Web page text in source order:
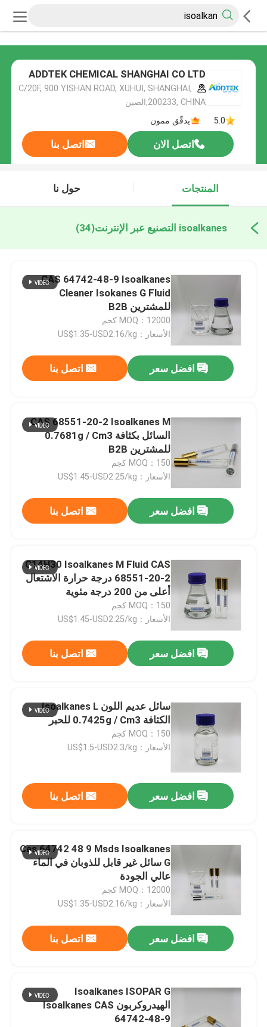
ADDTEK CHEMICAL SHANGHAI CO LTD
C/20F, 900 YISHAN ROAD, XUHUI, SHANGHAI,
200233, CHINA,الصين
5.0
يدقّق ممون
اتصل الان اتصل بنا
المنتجات حول نا
isoalkanes التصنيع عبر الإنترنت (34)
CAS 64742-48-9 Isoalkanes
Cleaner Isokanes G Fluid
للمشترين B2B
MOQ：12000 كجم
الأسعار：US$1.35-USD2.16/kg
افضل سعر اتصل بنا
CAS 68551-20-2 Isoalkanes M
السائل بكثافة 0.7681g / Cm3
للمشترين B2B
MOQ：150 كجم
الأسعار：US$1.45-USD2.25/kg
افضل سعر اتصل بنا
C14H30 Isoalkanes M Fluid CAS
68551-20-2 درجة حرارة الاشتعال
أعلى من 200 درجة مئوية
MOQ：150 كجم
الأسعار：US$1.45-USD2.25/kg
افضل سعر اتصل بنا
سائل عديم اللون Isoalkanes L
الكثافة 0.7425g / Cm3 للحبر
MOQ：150 كجم
الأسعار：US$1.5-USD2.3/kg
افضل سعر اتصل بنا
Cas 64742 48 9 Msds Isoalkanes
G سائل غير قابل للذوبان في الماء
عالي الجودة
MOQ：12000 كجم
الأسعار：US$1.35-USD2.16/kg
افضل سعر اتصل بنا
Isoalkanes ISOPAR G
الهيدروكربون Isoalkanes CAS
64742-48-9